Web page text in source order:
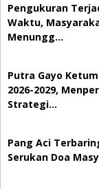
Pengukuran
Waktu,
Menungg…
Putra Gayo Ketum
2026-2029,
Strategi…
Pang Aci
Serukan Doa